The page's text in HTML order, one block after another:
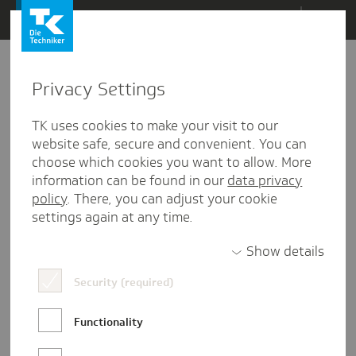
Direkt
Inhalt
HR-Marketing
Wie sich wertschätzende Arbeit
Privacy Settings
TK uses cookies to make your visit to our
website safe, secure and convenient. You can
choose which cookies you want to allow. More
information can be found in our data privacy
policy. There, you can adjust your cookie
settings again at any time.
Show details
Security (required)
Functionality